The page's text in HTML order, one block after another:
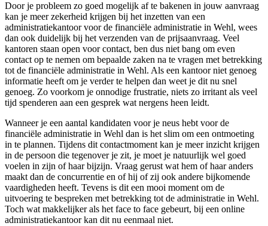
Door je probleem zo goed mogelijk af te bakenen in jouw aanvraag
kan je meer zekerheid krijgen bij het inzetten van een
administratiekantoor voor de financiële administratie in Wehl, wees
dan ook duidelijk bij het verzenden van de prijsaanvraag. Veel
kantoren staan open voor contact, ben dus niet bang om even
contact op te nemen om bepaalde zaken na te vragen met betrekking
tot de financiële administratie in Wehl. Als een kantoor niet genoeg
informatie heeft om je verder te helpen dan weet je dit nu snel
genoeg. Zo voorkom je onnodige frustratie, niets zo irritant als veel
tijd spenderen aan een gesprek wat nergens heen leidt.
Wanneer je een aantal kandidaten voor je neus hebt voor de
financiële administratie in Wehl dan is het slim om een ontmoeting
in te plannen. Tijdens dit contactmoment kan je meer inzicht krijgen
in de persoon die tegenover je zit, je moet je natuurlijk wel goed
voelen in zijn of haar bijzijn. Vraag gerust wat hem of haar anders
maakt dan de concurrentie en of hij of zij ook andere bijkomende
vaardigheden heeft. Tevens is dit een mooi moment om de
uitvoering te bespreken met betrekking tot de administratie in Wehl.
Toch wat makkelijker als het face to face gebeurt, bij een online
administratiekantoor kan dit nu eenmaal niet.